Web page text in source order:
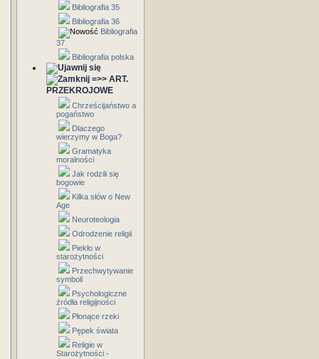
Bibliografia 35
Bibliografia 36
Bibliografia
37
Bibliografia polska
=>> ART.
PRZEKROJOWE
Chrześcijaństwo a
pogaństwo
Dlaczego
wierzymy w Boga?
Gramatyka
moralności
Jak rodzili się
bogowie
Kilka słów o New
Age
Neuroteologia
Odrodzenie religii
Piekło w
starożytności
Przechwytywanie
symboli
Psychologiczne
źródła religijności
Płonące rzeki
Pępek świata
Religie w
Starożytności -